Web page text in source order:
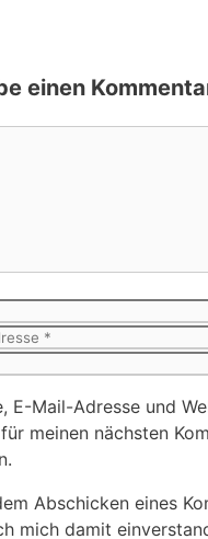
einen
E-Mail-Adresse und
meinen nächsten
Abschicken eines
mich damit